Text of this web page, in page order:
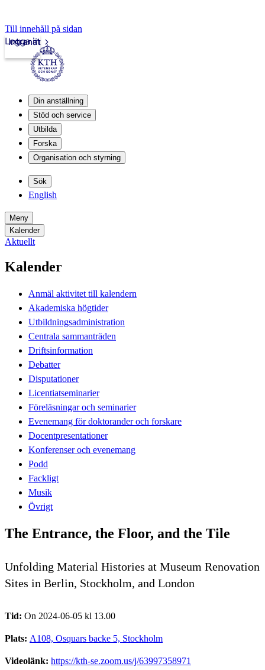
Till innehåll på sidan
Intranät
Logga in
Din anställning
Stöd och service
Utbilda
Forska
Organisation och styrning
Sök
English
Meny
Kalender
Aktuellt
Kalender
Anmäl aktivitet till kalendern
Akademiska högtider
Utbildningsadministration
Centrala sammanträden
Driftsinformation
Debatter
Disputationer
Licentiatseminarier
Föreläsningar och seminarier
Evenemang för doktorander och forskare
Docentpresentationer
Konferenser och evenemang
Podd
Fackligt
Musik
Övrigt
The Entrance, the Floor, and the Tile
Unfolding Material Histories at Museum Renovation
Sites in Berlin, Stockholm, and London
Tid: On 2024-06-05 kl 13.00
Plats: A108, Osquars backe 5, Stockholm
Videolänk: https://kth-se.zoom.us/j/63997358971